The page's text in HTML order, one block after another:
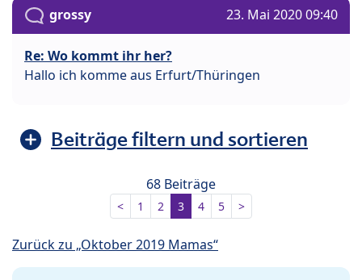
grossy 23. Mai 2020 09:40
Re: Wo kommt ihr her?
Hallo ich komme aus Erfurt/Thüringen
Beiträge filtern und sortieren
68 Beiträge
< 1 2 3 4 5 >
Zurück zu „Oktober 2019 Mamas“